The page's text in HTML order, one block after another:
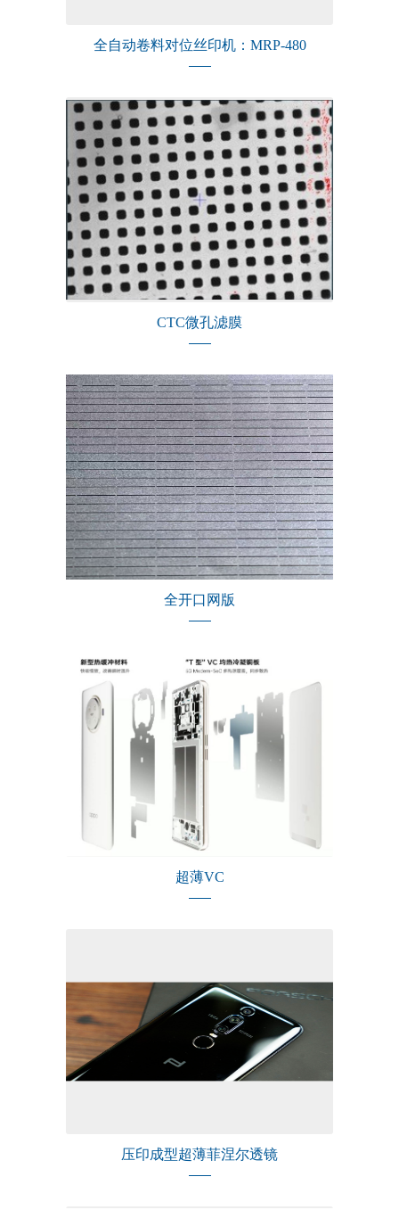
全自动卷料对位丝印机：MRP-480
CTC微孔滤膜
全开口网版
超薄VC
压印成型超薄菲涅尔透镜